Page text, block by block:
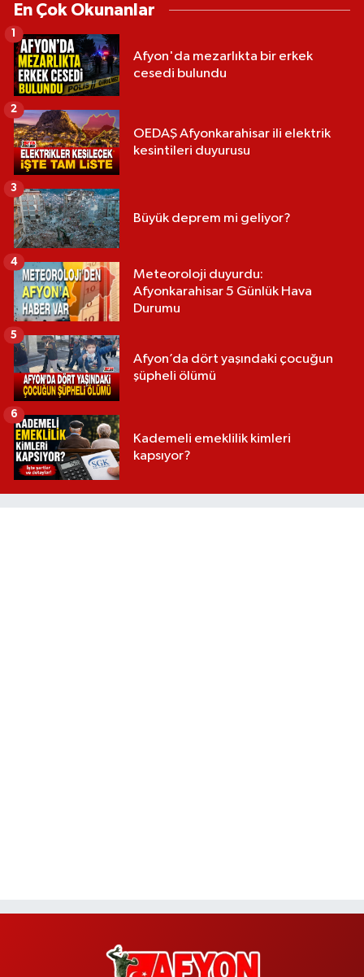
En Çok Okunanlar
Afyon'da mezarlıkta bir erkek
cesedi bulundu
1
OEDAŞ Afyonkarahisar ili elektrik
kesintileri duyurusu
2
Büyük deprem mi geliyor?
3
Meteoroloji duyurdu:
Afyonkarahisar 5 Günlük Hava
Durumu
4
Afyon’da dört yaşındaki çocuğun
şüpheli ölümü
5
Kademeli emeklilik kimleri
kapsıyor?
6